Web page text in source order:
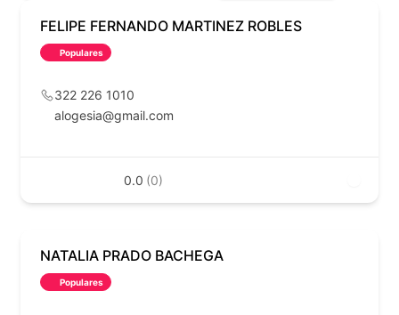
FELIPE FERNANDO MARTINEZ ROBLES
Populares
322 226 1010
alogesia@gmail.com
0.0 (0)
NATALIA PRADO BACHEGA
Populares